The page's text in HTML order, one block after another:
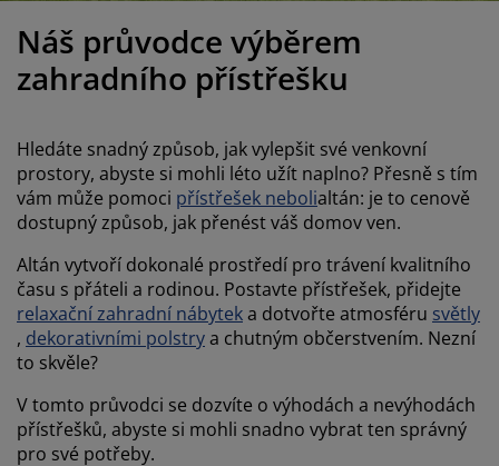
skříně rámy s úložným prostorem
matrace
postele
o nábytek/doplňky
osvětlení
mazlíčky
Náš průvodce výběrem
zahradního přístřešku
Hledáte snadný způsob, jak vylepšit své venkovní
prostory, abyste si mohli léto užít naplno? Přesně s tím
vám může pomoci přístřešek nebolialtán: je to cenově
dostupný způsob, jak přenést váš domov ven.
Altán vytvoří dokonalé prostředí pro trávení kvalitního
času s přáteli a rodinou. Postavte přístřešek, přidejte
relaxační zahradní nábyteka dotvořte atmosféru světly
, dekorativními polstrya chutným občerstvením. Nezní
to skvěle?
V tomto průvodci se dozvíte o výhodách a nevýhodách
přístřešků, abyste si mohli snadno vybrat ten správný
pro své potřeby.